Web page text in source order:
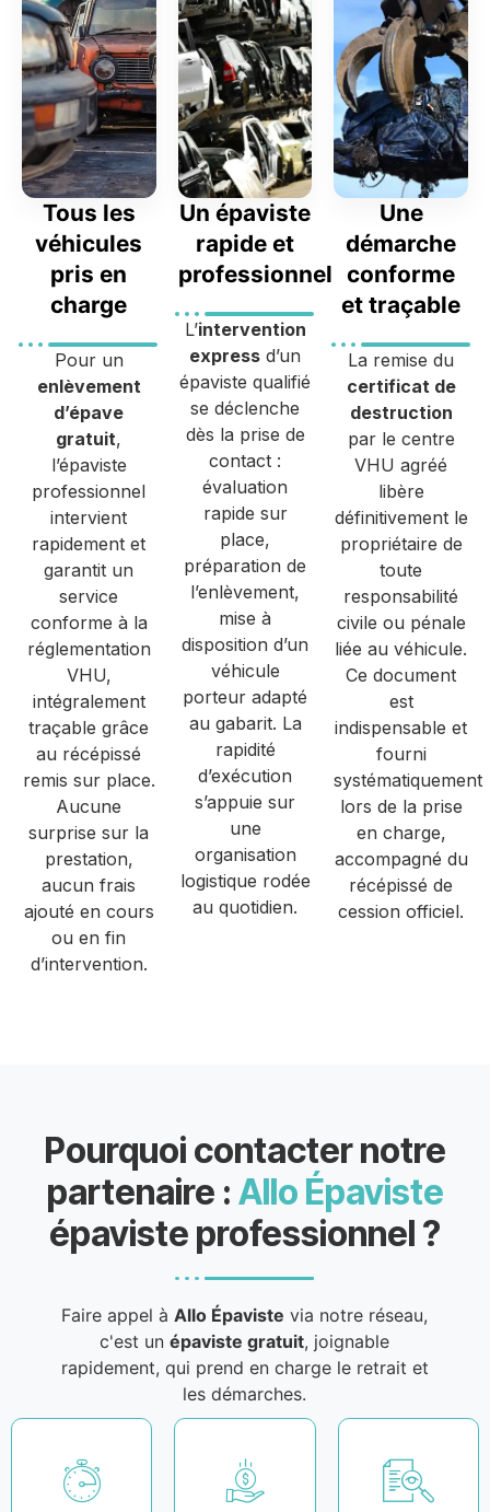
Tous les
véhicules
pris en
charge
Pour un
enlèvement
d’épave
gratuit,
l’épaviste
professionnel
intervient
rapidement et
garantit un
service
conforme à la
réglementation
VHU,
intégralement
traçable grâce
au récépissé
remis sur place.
Aucune
surprise sur la
prestation,
aucun frais
ajouté en cours
ou en fin
d’intervention.
Un épaviste
rapide et
professionnel
L’intervention
express d’un
épaviste qualifié
se déclenche
dès la prise de
contact :
évaluation
rapide sur
place,
préparation de
l’enlèvement,
mise à
disposition d’un
véhicule
porteur adapté
au gabarit. La
rapidité
d’exécution
s’appuie sur
une
organisation
logistique rodée
au quotidien.
Une
démarche
conforme
et traçable
La remise du
certificat de
destruction
par le centre
VHU agréé
libère
définitivement le
propriétaire de
toute
responsabilité
civile ou pénale
liée au véhicule.
Ce document
est
indispensable et
fourni
systématiquement
lors de la prise
en charge,
accompagné du
récépissé de
cession officiel.
Pourquoi contacter notre
partenaire : Allo Épaviste
épaviste professionnel ?
Faire appel àAllo Épaviste via notre réseau,
c'est unépaviste gratuit, joignable
rapidement, qui prend en charge le retrait et
les démarches.